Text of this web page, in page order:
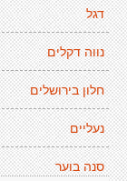
דגל
נווה דקלים
חלון בירושלים
נעליים
סנה בוער